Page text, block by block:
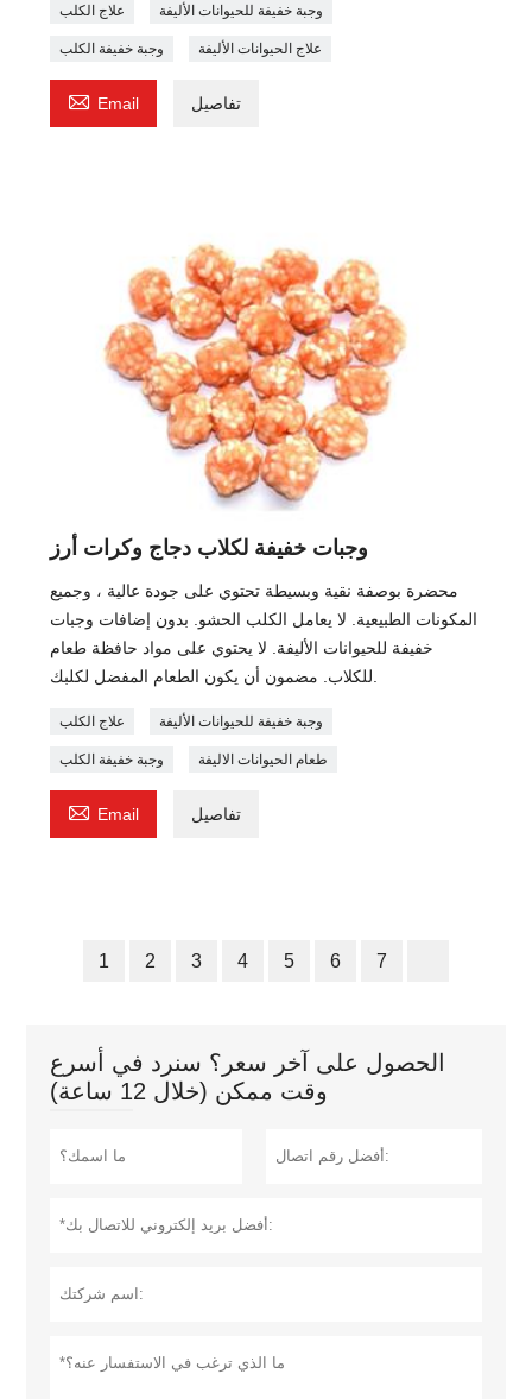
علاج الكلب وجبة خفيفة للحيوانات الأليفة
وجبة خفيفة الكلب علاج الحيوانات الأليفة
 Email تفاصيل
وجبات خفيفة لكلاب دجاج وكرات أرز
محضرة بوصفة نقية وبسيطة تحتوي على جودة عالية ، وجميع
المكونات الطبيعية. لا يعامل الكلب الحشو. بدون إضافات وجبات
خفيفة للحيوانات الأليفة. لا يحتوي على مواد حافظة طعام
علاج الكلب وجبة خفيفة للحيوانات الأليفة
وجبة خفيفة الكلب طعام الحيوانات الاليفة
 Email تفاصيل
1 2 3 4 5 6 7
الحصول على آخر سعر؟ سنرد في أسرع
وقت ممكن (خلال 12 ساعة)